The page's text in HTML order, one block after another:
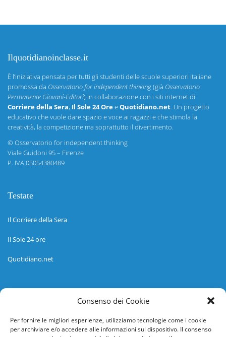
Consenso dei Cookie
Per fornire le migliori esperienze, utilizziamo tecnologie come i cookie
per archiviare e/o accedere alle informazioni sul dispositivo. Il consenso
Ilquotidianoinclasse.it
È l’iniziativa pensata per tutti gli studenti delle scuole superiori italiane
promossa da Osservatorio for independent thinking(già Osservatorio
Permanente Giovani-Editori) in collaborazione con i siti internet di
Corriere della Sera, Il Sole 24 OreeQuotidiano.net. Un progetto
educativo che vuole dare spazio e voce ai ragazzi e che stimola la
creatività, la competizione ma soprattutto il divertimento.
©Osservatorio for independent thinking
Viale Guidoni 95 – Firenze
P. IVA 05054380489
Testate
Il Corriere della Sera
Il Sole 24 ore
Quotidiano.net
Informazioni
Help desk